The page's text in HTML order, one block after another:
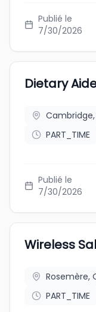
Publié le
7/30/2026
Dietary
PART_TIME
Publié le
7/30/2026
Wireless
Rosemère,
PART_TIME